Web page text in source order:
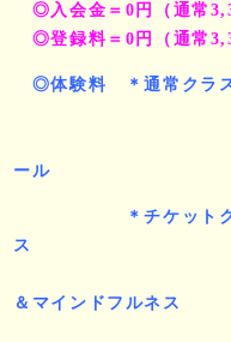
◎入会金＝0円（通常
◎登録料＝0円（通常
◎体験料 ＊通常
姿
リ・
ール
＊チケットクラ
ス
スト
＆マインドフルネス
ピラ